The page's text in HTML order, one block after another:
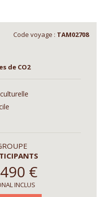
Code voyage : TAM02708
de CO2
€
INCLUS